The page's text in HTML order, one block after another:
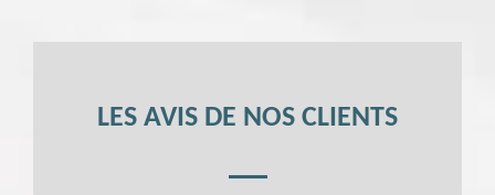
LES AVIS DE NOS CLIENTS